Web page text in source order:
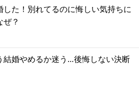
した！別れてるのに悔しい気持ちに
ぜ？
結婚やめるか迷う…後悔しない決断